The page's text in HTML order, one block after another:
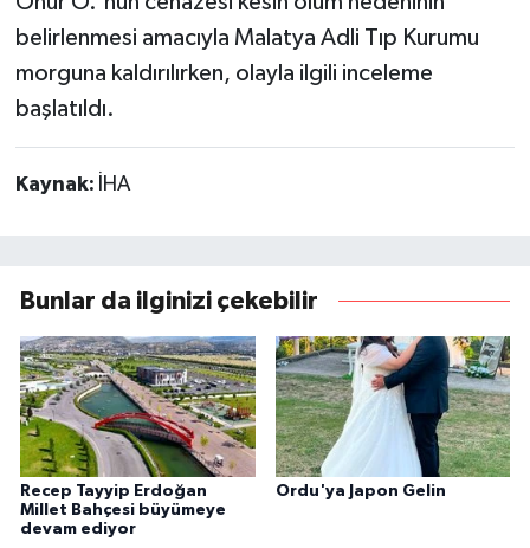
belirlenmesi amacıyla Malatya Adli Tıp Kurumu
morguna kaldırılırken, olayla ilgili inceleme
başlatıldı.
Kaynak: İHA
Bunlar da ilginizi çekebilir
Recep Tayyip Erdoğan
Millet Bahçesi büyümeye
devam ediyor
Ordu'ya Japon Gelin